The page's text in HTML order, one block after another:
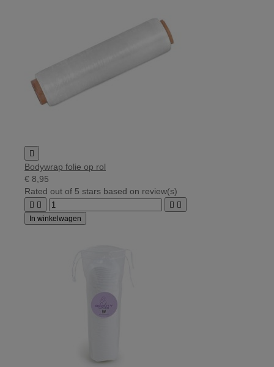

Bodywrap folie op rol
€ 8,95
Rated out of 5 stars based on review(s)
   
In winkelwagen